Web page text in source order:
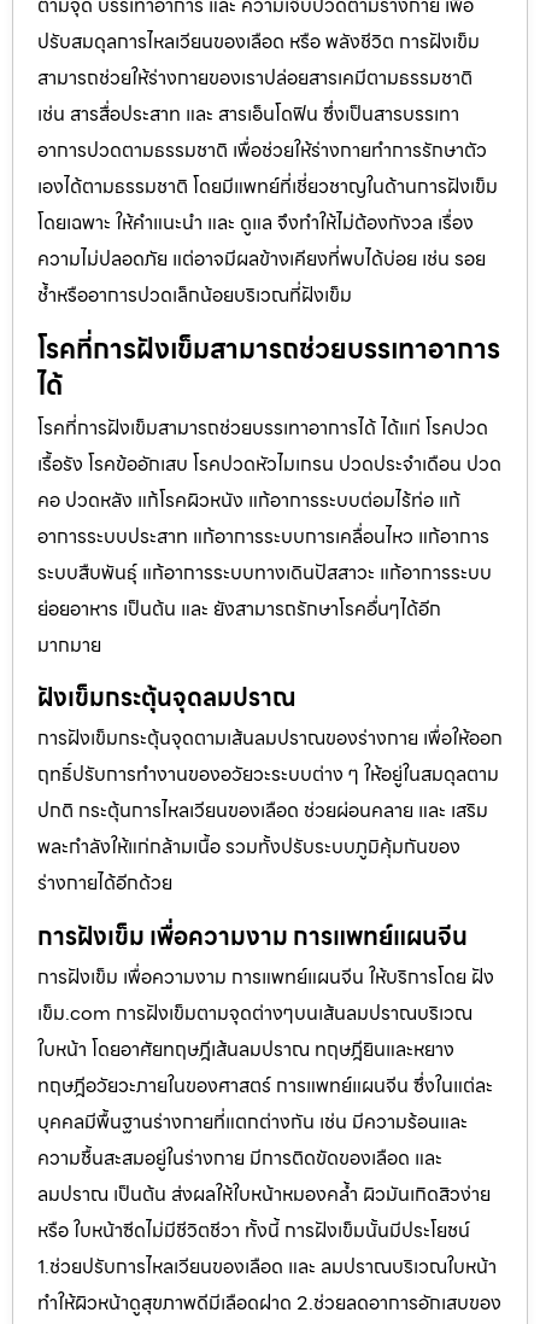
ปรับสมดุลการไหลเวียนของเลือด หรือ พลังชีวิต การฝังเข็ม
สามารถช่วยให้ร่างกายของเราปล่อยสารเคมีตามธรรมชาติ
เช่น สารสื่อประสาท และ สารเอ็นโดฟิน ซึ่งเป็นสารบรรเทา
อาการปวดตามธรรมชาติ เพื่อช่วยให้ร่างกายทำการรักษาตัว
เองได้ตามธรรมชาติ โดยมีแพทย์ที่เชี่ยวชาญในด้านการฝังเข็ม
โดยเฉพาะ ให้คำแนะนำ และ ดูแล จึงทำให้ไม่ต้องกังวล เรื่อง
ความไม่ปลอดภัย แต่อาจมีผลข้างเคียงที่พบได้บ่อย เช่น รอย
ช้ำหรืออาการปวดเล็กน้อยบริเวณที่ฝังเข็ม
โรคที่การฝังเข็มสามารถช่วยบรรเทาอาการ
ได้
โรคที่การฝังเข็มสามารถช่วยบรรเทาอาการได้ ได้แก่ โรคปวด
เรื้อรัง โรคข้ออักเสบ โรคปวดหัวไมเกรน ปวดประจําเดือน ปวด
คอ ปวดหลัง แก้โรคผิวหนัง แก้อาการระบบต่อมไร้ท่อ แก้
อาการระบบประสาท แก้อาการระบบการเคลื่อนไหว แก้อาการ
ระบบสืบพันธุ์ แก้อาการระบบทางเดินปัสสาวะ แก้อาการระบบ
ย่อยอาหาร เป็นต้น และ ยังสามารถรักษาโรคอื่นๆได้อีก
มากมาย
ฝังเข็มกระตุ้นจุดลมปราณ
การฝังเข็มกระตุ้นจุดตามเส้นลมปราณของร่างกาย เพื่อให้ออก
ฤทธิ์ปรับการทำงานของอวัยวะระบบต่าง ๆ ให้อยู่ในสมดุลตาม
ปกติ กระตุ้นการไหลเวียนของเลือด ช่วยผ่อนคลาย และ เสริม
พละกำลังให้แก่กล้ามเนื้อ รวมทั้งปรับระบบภูมิคุ้มกันของ
ร่างกายได้อีกด้วย
การฝังเข็ม เพื่อความงาม การแพทย์แผนจีน
การฝังเข็ม เพื่อความงาม การแพทย์แผนจีน ให้บริการโดย ฝัง
เข็ม.com การฝังเข็มตามจุดต่างๆบนเส้นลมปราณบริเวณ
ใบหน้า โดยอาศัยทฤษฎีเส้นลมปราณ ทฤษฎียินและหยาง
ทฤษฎีอวัยวะภายในของศาสตร์ การแพทย์แผนจีน ซึ่งในแต่ละ
บุคคลมีพื้นฐานร่างกายที่แตกต่างกัน เช่น มีความร้อนและ
ความชื้นสะสมอยู่ในร่างกาย มีการติดขัดของเลือด และ
ลมปราณ เป็นต้น ส่งผลให้ใบหน้าหมองคล้ำ ผิวมันเกิดสิวง่าย
หรือ ใบหน้าซีดไม่มีชีวิตชีวา ทั้งนี้ การฝังเข็มนั้นมีประโยชน์
1.ช่วยปรับการไหลเวียนของเลือด และ ลมปราณบริเวณใบหน้า
ทำให้ผิวหน้าดูสุขภาพดีมีเลือดฝาด 2.ช่วยลดอาการอักเสบของ